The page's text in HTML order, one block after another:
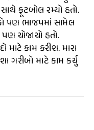
સાથે ફૂટબોલ રમ્યો હતો.
પણ ભાજપમાં સામેલ
યોજાયો હતો.
માટે કામ કરીશ. મારા
ગરીબો માટે કામ કર્યુ